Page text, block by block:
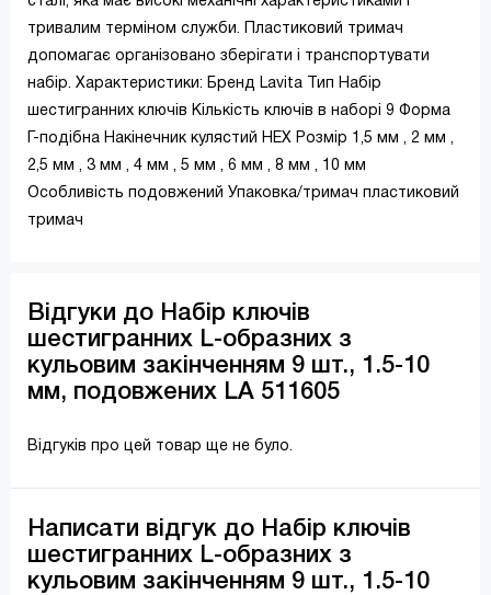
тривалим терміном служби. Пластиковий тримач
допомагає організовано зберігати і транспортувати
набір. Характеристики: Бренд Lavita Тип Набір
шестигранних ключів Кількість ключів в наборі 9 Форма
Г-подібна Накінечник кулястий HEX Розмір 1,5 мм , 2 мм ,
2,5 мм , 3 мм , 4 мм , 5 мм , 6 мм , 8 мм , 10 мм
Особливість подовжений Упаковка/тримач пластиковий
тримач
Відгуки до Набір ключів
шестигранних L-образних з
кульовим закінченням 9 шт., 1.5-10
мм, подовжених LA 511605
Відгуків про цей товар ще не було.
Написати відгук до Набір ключів
шестигранних L-образних з
кульовим закінченням 9 шт., 1.5-10